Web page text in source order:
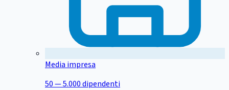
Media impresa
50 — 5.000 dipendenti